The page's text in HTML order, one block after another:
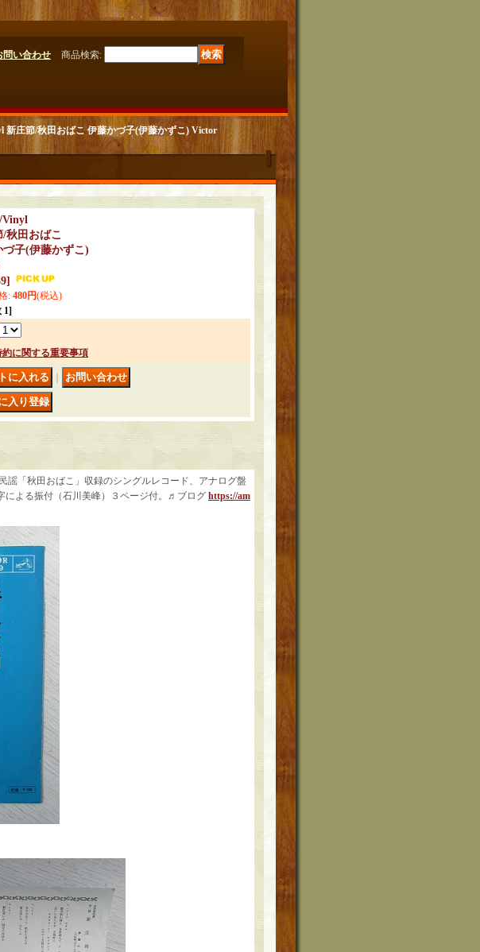
問い合わせ 商品検索:
新庄節/秋田おばこ 伊藤かづ子(伊藤かずこ) Victor
Vinyl
/秋田おばこ
づ子(伊藤かずこ)
]
: 480円(税込)
1]
約に関する重要事項
謡「秋田おばこ」収録のシングルレコード、アナログ盤
による振付（石川美峰）３ページ付。♬ブログ https://am